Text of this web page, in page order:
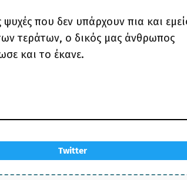
που δεν υπάρχουν πια και
τεράτων, ο δικός μας άνθρωπος
και το έκανε.
Twitter